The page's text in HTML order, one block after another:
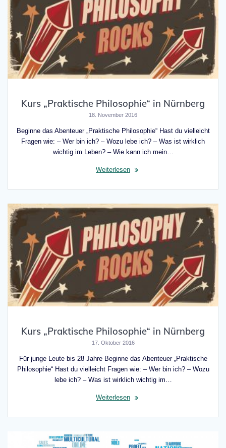
Kurs „Praktische Philosophie“ in Nürnberg
18. November 2016
Beginne das Abenteuer „Praktische Philosophie“ Hast du vielleicht
Fragen wie: – Wer bin ich? – Wozu lebe ich? – Was ist wirklich
wichtig im Leben? – Wie kann ich mein…
Weiterlesen
Kurs „Praktische Philosophie“ in Nürnberg
17. Oktober 2016
Für junge Leute bis 28 Jahre Beginne das Abenteuer „Praktische
Philosophie“ Hast du vielleicht Fragen wie: – Wer bin ich? – Wozu
lebe ich? – Was ist wirklich wichtig im…
Weiterlesen